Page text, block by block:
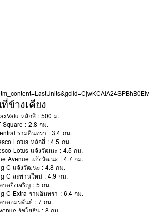
ข้างเคียง
หลักสี่ : 500 ม.
Square : 2.8 กม.
รามอินทรา : 3.4 กม.
Lotus หลักสี่ : 4.5 กม.
Lotus แจ้งวัฒนะ : 4.5 กม.
Avenue แจ้งวัฒนะ : 4.7 กม.
C แจ้งวัฒนะ : 4.8 กม.
C สะพานใหม่ : 4.9 กม.
าดยิ่งเจริญ : 5 กม.
C Extra รามอินทรา : 6.4 กม.
าดอมรพันธ์ : 7 กม.